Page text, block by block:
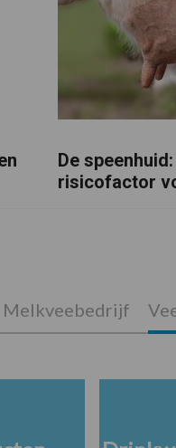
De
risicofactor
Melkveebedrijf